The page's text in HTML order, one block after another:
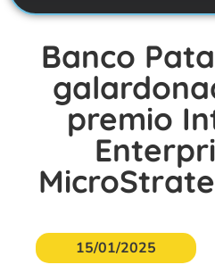
Banco
premio
15/01/2025